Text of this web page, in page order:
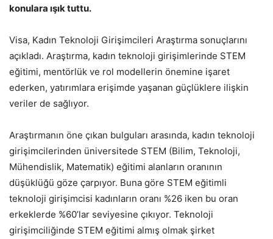
konulara ışık tuttu.
Visa, Kadın Teknoloji Girişimcileri Araştırma sonuçlarını
açıkladı. Araştırma, kadın teknoloji girişimlerinde STEM
eğitimi, mentörlük ve rol modellerin önemine işaret
ederken, yatırımlara erişimde yaşanan güçlüklere ilişkin
veriler de sağlıyor.
Araştırmanın öne çıkan bulguları arasında, kadın teknoloji
girişimcilerinden üniversitede STEM (Bilim, Teknoloji,
Mühendislik, Matematik) eğitimi alanların oranının
düşüklüğü göze çarpıyor. Buna göre STEM eğitimli
teknoloji girişimcisi kadınların oranı %26 iken bu oran
erkeklerde %60’lar seviyesine çıkıyor. Teknoloji
girişimciliğinde STEM eğitimi almış olmak şirket